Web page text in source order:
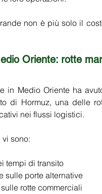
non è più solo il
Oriente: rotte
in Medio Oriente ha
di Hormuz, una delle
nei flussi logistici.
sono:
tempi di transito
sulle porte alternative
rotte commerciali